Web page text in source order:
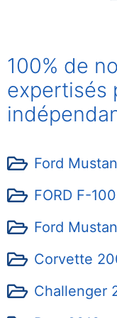
100% de
expertisés
Ford
FORD F-
Ford
Corvette
Challenger